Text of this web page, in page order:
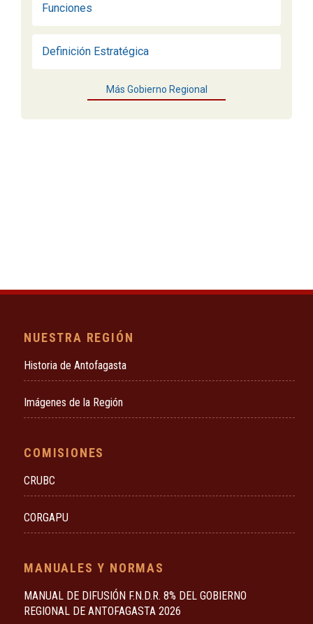
Funciones
Definición Estratégica
Más Gobierno Regional
NUESTRA REGIÓN
Historia de Antofagasta
Imágenes de la Región
COMISIONES
CRUBC
CORGAPU
MANUALES Y NORMAS
MANUAL DE DIFUSIÓN F.N.D.R. 8% DEL GOBIERNO
REGIONAL DE ANTOFAGASTA 2026